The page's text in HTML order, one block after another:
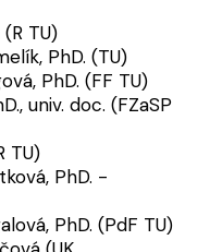
TU)
PhD. (TU)
PhD. (FF TU)
univ. doc. (FZaSP
TU)
PhD. -
PhD. (PdF TU)